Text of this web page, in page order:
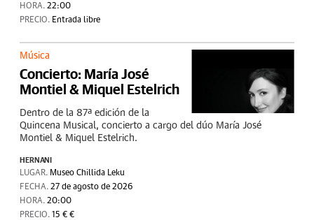
HORA. 22:00
PRECIO. Entrada libre
Música
Concierto: María José
Montiel & Miquel Estelrich
Dentro de la 87ª edición de la
Quincena Musical, concierto a cargo del dúo María José
Montiel & Miquel Estelrich.
HERNANI
LUGAR. Museo Chillida Leku
FECHA. 27 de agosto de 2026
HORA. 20:00
PRECIO. 15 € €